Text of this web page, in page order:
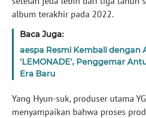
album terakhir pada 2022.
Baca Juga:
aespa Resmi Kembali dengan
‘LEMONADE’, Penggemar
Era Baru
Yang Hyun-suk, produser utama
menyampaikan bahwa proses
KAMI
INFO
IKLAN
TENTANG